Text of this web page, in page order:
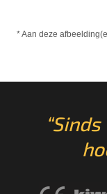
* Aan deze